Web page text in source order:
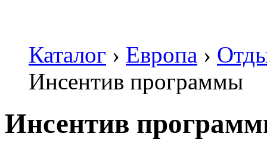
Каталог › Европа ›
Инсентив программы
Инсентив